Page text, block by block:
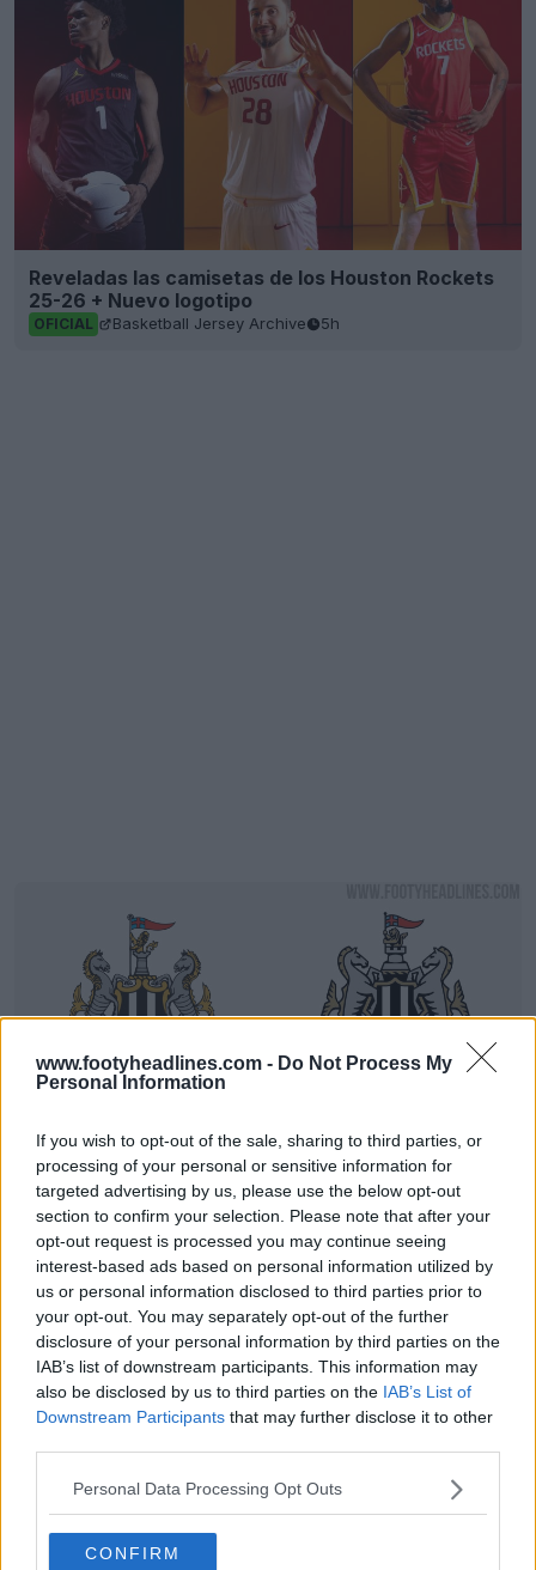
www.footyheadlines.com - Do Not Process My
Personal Information
If you wish to opt-out of the sale, sharing to third parties, or
processing of your personal or sensitive information for
targeted advertising by us, please use the below opt-out
section to confirm your selection. Please note that after your
opt-out request is processed you may continue seeing
interest-based ads based on personal information utilized by
us or personal information disclosed to third parties prior to
your opt-out. You may separately opt-out of the further
disclosure of your personal information by third parties on the
IAB’s list of downstream participants. This information may
also be disclosed by us to third parties on the IAB’s List of
Downstream Participants that may further disclose it to other
Personal Data Processing Opt Outs
CONFIRM
Reveladas las camisetas de los Houston Rockets
25-26 + Nuevo logotipo
OFICIAL Basketball Jersey Archive 5h
El Newcastle United desvela tres nuevas
opciones de logotipo muy parecidas
2 9 0 1.5K 1h
Se ha producido una filtración de las terceras